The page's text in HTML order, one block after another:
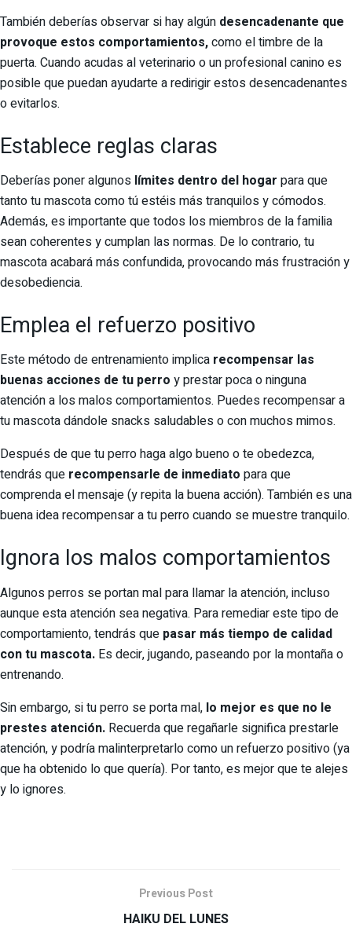
También deberías observar si hay algún desencadenante que
provoque estos comportamientos,como el timbre de la
puerta. Cuando acudas al veterinario o un profesional canino es
posible que puedan ayudarte a redirigir estos desencadenantes
o evitarlos.
Establece reglas claras
Deberías poner algunos límites dentro del hogar para que
tanto tu mascota como tú estéis más tranquilos y cómodos.
Además, es importante que todos los miembros de la familia
sean coherentes y cumplan las normas. De lo contrario, tu
mascota acabará más confundida, provocando más frustración y
desobediencia.
Emplea el refuerzo positivo
Este método de entrenamiento implica recompensar las
buenas acciones de tu perro y prestar poca o ninguna
atención a los malos comportamientos. Puedes recompensar a
tu mascota dándole snacks saludables o con muchos mimos.
Después de que tu perro haga algo bueno o te obedezca,
tendrás que recompensarle de inmediato para que
comprenda el mensaje (y repita la buena acción). También es una
buena idea recompensar a tu perro cuando se muestre tranquilo.
Ignora los malos comportamientos
Algunos perros se portan mal para llamar la atención, incluso
aunque esta atención sea negativa. Para remediar este tipo de
comportamiento, tendrás que pasar más tiempo de calidad
con tu mascota. Es decir, jugando, paseando por la montaña o
entrenando.
Sin embargo, si tu perro se porta mal, lo mejor es que no le
prestes atención. Recuerda que regañarle significa prestarle
atención, y podría malinterpretarlo como un refuerzo positivo (ya
que ha obtenido lo que quería). Por tanto, es mejor que te alejes
y lo ignores.
Previous Post
HAIKU DEL LUNES